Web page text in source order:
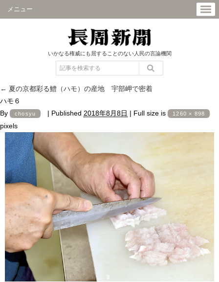
メニュー
いかなる権威にも屈することのない人民の言論機関
← 夏の京都彩る鱧（ハモ）の産地 宇部岬で密着
ハモ６
By
chosyu | Published 2018年8月8日 | Full size is 1260 × 898
pixels